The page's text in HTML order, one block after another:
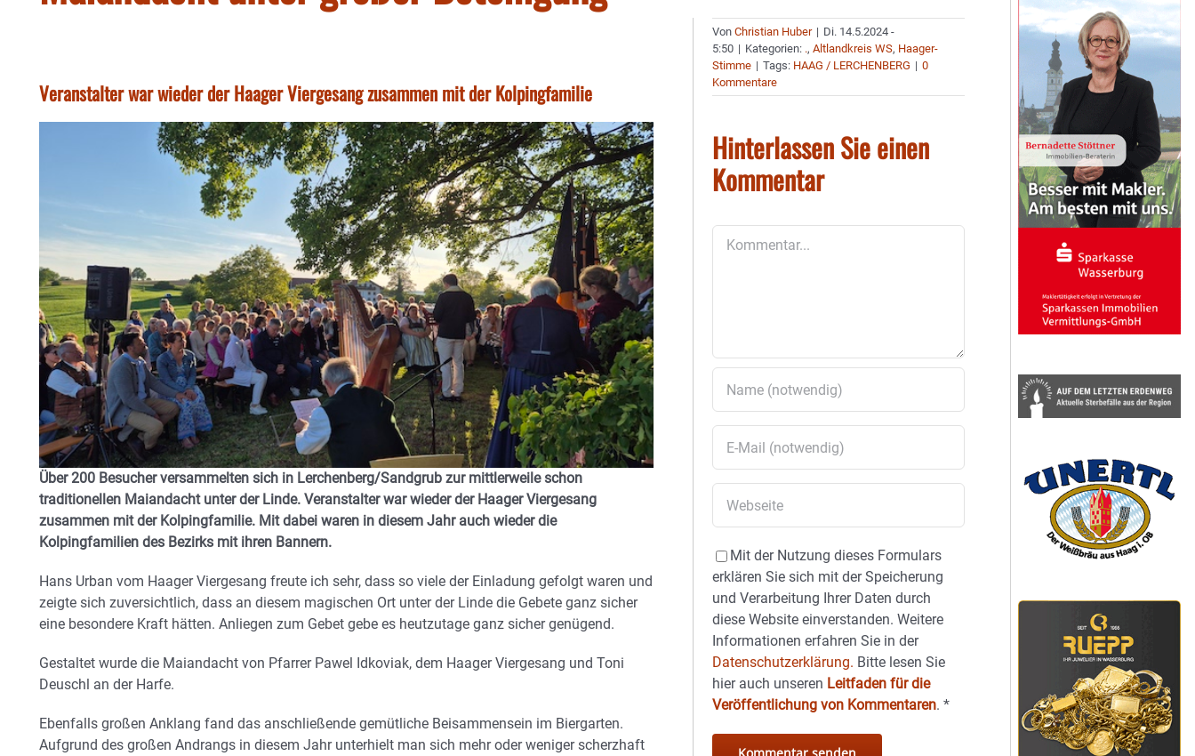
Veranstalter war wieder der Haager Viergesang zusammen mit der Kolpingfamilie
Über 200 Besucher versammelten sich in Lerchenberg/Sandgrub zur mittlerweile schon
traditionellen Maiandacht unter der Linde. Veranstalter war wieder der Haager Viergesang
zusammen mit der Kolpingfamilie. Mit dabei waren in diesem Jahr auch wieder die
Kolpingfamilien des Bezirks mit ihren Bannern.
Hans Urban vom Haager Viergesang freute ich sehr, dass so viele der Einladung gefolgt waren und
zeigte sich zuversichtlich, dass an diesem magischen Ort unter der Linde die Gebete ganz sicher
eine besondere Kraft hätten. Anliegen zum Gebet gebe es heutzutage ganz sicher genügend.
Gestaltet wurde die Maiandacht von Pfarrer Pawel Idkoviak, dem Haager Viergesang und Toni
Deuschl an der Harfe.
Ebenfalls großen Anklang fand das anschließende gemütliche Beisammensein im Biergarten.
Aufgrund des großen Andrangs in diesem Jahr unterhielt man sich mehr oder weniger scherzhaft
VonChristian Huber | Di. 14.5.2024 -
5:50 | Kategorien: .,Altlandkreis WS, Haager-
Stimme | Tags: HAAG / LERCHENBERG | 0
Kommentare
Hinterlassen Sie einen
Kommentar
Mit der Nutzung dieses Formulars
erklären Sie sich mit der Speicherung
und Verarbeitung Ihrer Daten durch
diese Website einverstanden. Weitere
Informationen erfahren Sie in der
Datenschutzerklärung. Bitte lesen Sie
hier auch unseren Leitfaden für die
Veröffentlichung von Kommentaren.*